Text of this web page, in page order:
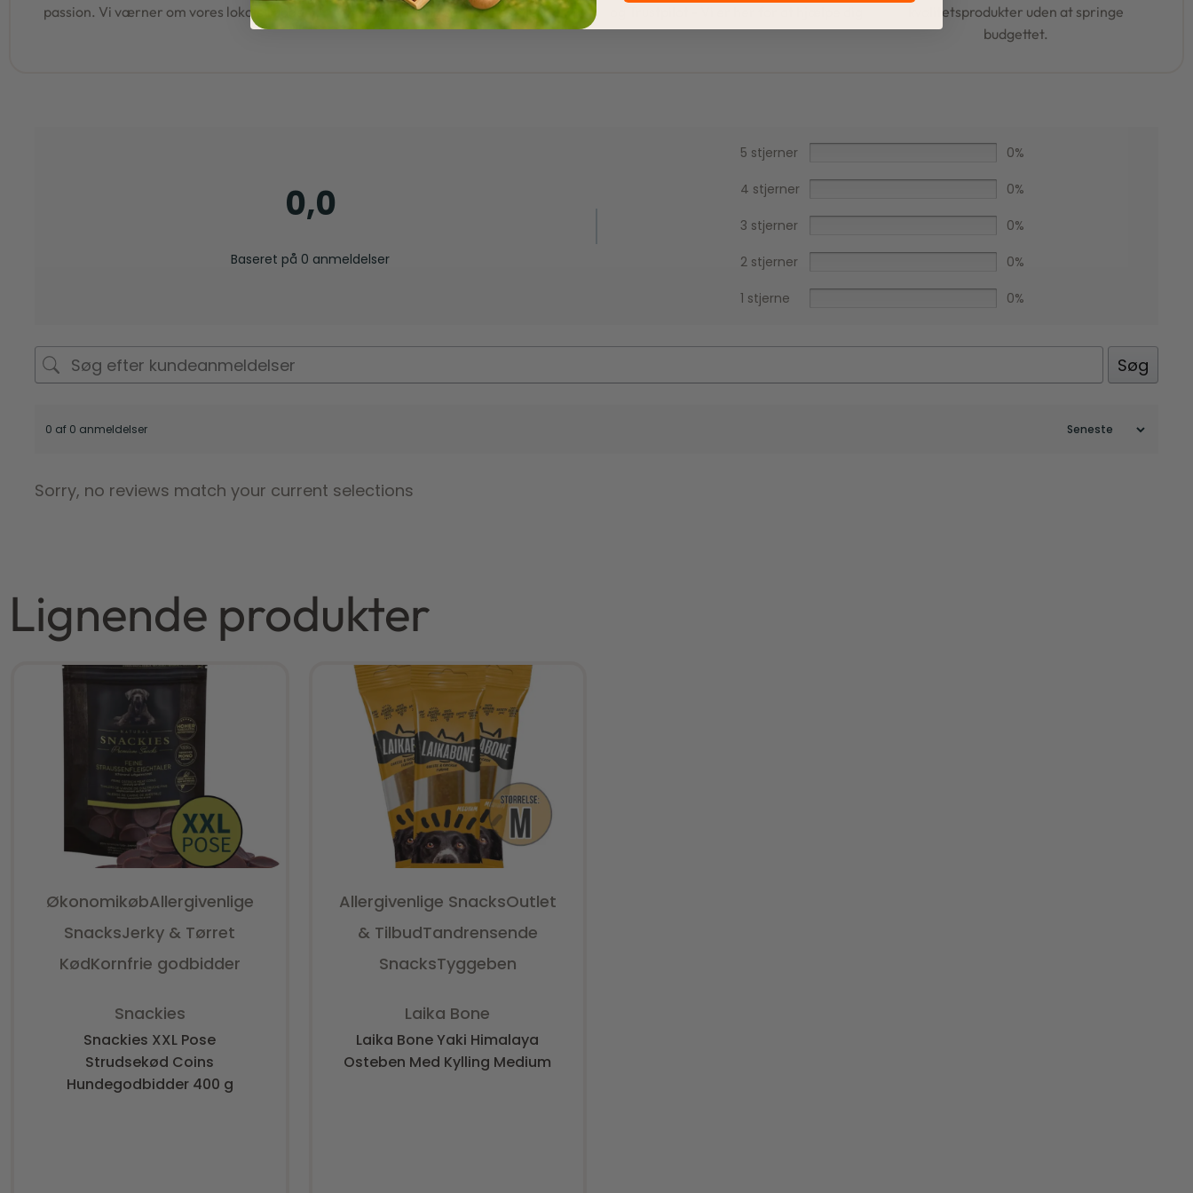
passion. Vi værner om vores lokale rødder
samme dag som du bestiller.
kvalitetsprodukter uden at springe
budgettet.
0,0
Baseret på 0 anmeldelser
5 stjerner 0%
4 stjerner 0%
3 stjerner 0%
2 stjerner 0%
1 stjerne 0%
Søg
0 af 0 anmeldelser
Sorry, no reviews match your current selections
Lignende produkter
ØkonomikøbAllergivenlige
SnacksJerky & Tørret
KødKornfrie godbidder
Snackies
Snackies XXL Pose
Strudsekød Coins
Hundegodbidder 400 g
Allergivenlige SnacksOutlet
& TilbudTandrensende
SnacksTyggeben
Laika Bone
Laika Bone Yaki Himalaya
Osteben Med Kylling Medium
Facebook